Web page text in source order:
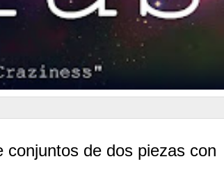
de dos piezas con